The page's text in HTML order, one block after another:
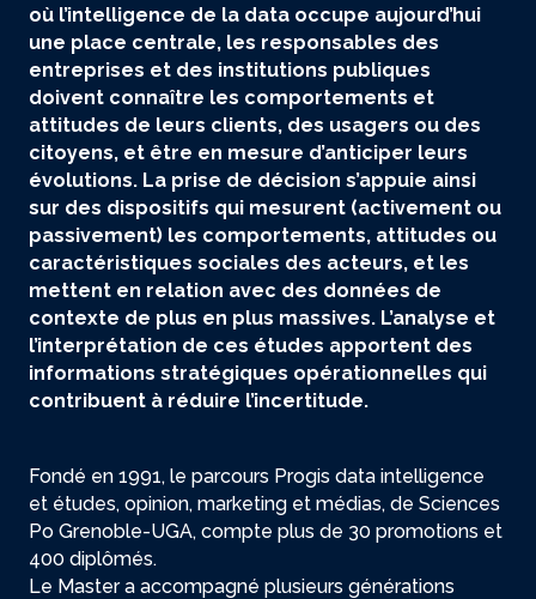
où l’intelligence de la data occupe aujourd’hui
une place centrale, les responsables des
entreprises et des institutions publiques
doivent connaître les comportements et
attitudes de leurs clients, des usagers ou des
citoyens, et être en mesure d’anticiper leurs
évolutions. La prise de décision s’appuie ainsi
sur des dispositifs qui mesurent (activement ou
passivement) les comportements, attitudes ou
caractéristiques sociales des acteurs, et les
mettent en relation avec des données de
contexte de plus en plus massives. L’analyse et
l’interprétation de ces études apportent des
informations stratégiques opérationnelles qui
contribuent à réduire l’incertitude.
Fondé en 1991, le parcours Progis data intelligence
et études, opinion, marketing et médias, de Sciences
Po Grenoble-UGA, compte plus de 30 promotions et
400 diplômés.
Le Master a accompagné plusieurs générations